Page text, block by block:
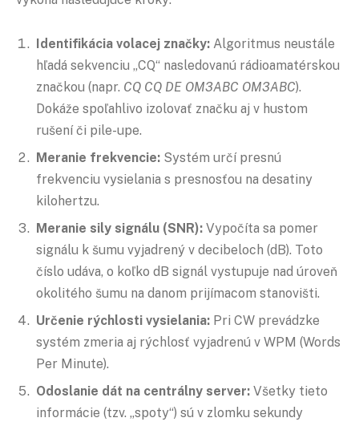
Identifikácia volacej značky: Algoritmus neustále
hľadá sekvenciu „CQ“ nasledovanú rádioamatérskou
značkou (napr. CQ CQ DE OM3ABC OM3ABC).
Dokáže spoľahlivo izolovať značku aj v hustom
rušení či pile-upe.
Meranie frekvencie: Systém určí presnú
frekvenciu vysielania s presnosťou na desatiny
kilohertzu.
Meranie sily signálu (SNR): Vypočíta sa pomer
signálu k šumu vyjadrený v decibeloch (dB). Toto
číslo udáva, o koľko dB signál vystupuje nad úroveň
okolitého šumu na danom prijímacom stanovišti.
Určenie rýchlosti vysielania: Pri CW prevádzke
systém zmeria aj rýchlosť vyjadrenú v WPM (Words
Per Minute).
Odoslanie dát na centrálny server: Všetky tieto
informácie (tzv. „spoty“) sú v zlomku sekundy